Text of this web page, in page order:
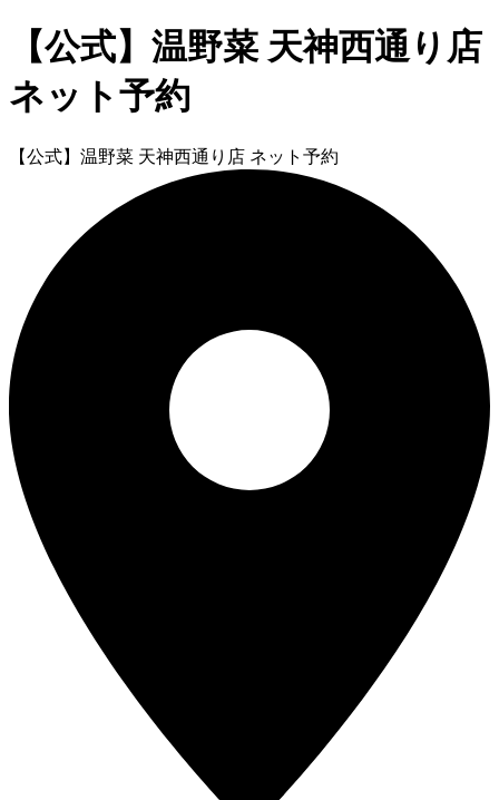
【公式】温野菜 天神西通り店
ネット予約
【公式】温野菜 天神西通り店 ネット予約